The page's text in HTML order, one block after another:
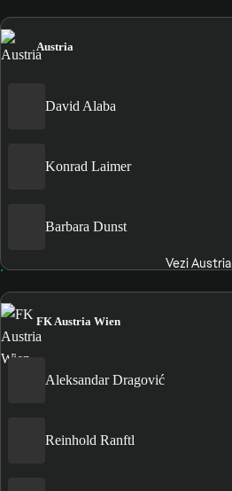
Austria
David Alaba
Konrad Laimer
Barbara Dunst
Vezi Austria
FK Austria Wien
Aleksandar Dragović
Reinhold Ranftl